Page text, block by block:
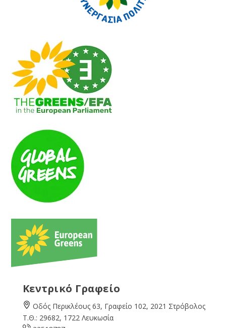
Κεντρικό Γραφείο
Οδός Περικλέους 63, Γραφείο 102, 2021 Στρόβολος
Τ.Θ.: 29682, 1722 Λευκωσία